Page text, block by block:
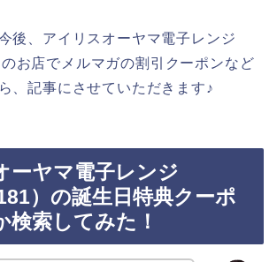
後、アイリスオーヤマ電子レンジ
のお店でメルマガの割引クーポンなど
、記事にさせていただきます♪
ーヤマ電子レンジ
）の誕生日特典クーポ
検索してみた！